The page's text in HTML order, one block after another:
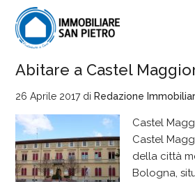
Abitare a Castel
26 Aprile 2017di Redazione
Castel
Castel
della città
Bologna,